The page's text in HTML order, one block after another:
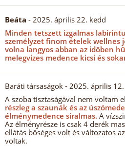
Beáta - 2025. április 22. kedd
Minden tetszett izgalmas
személyzet finom ételek wellnes
volna langyos abban az időben
melegvizes medence kicsi és
Baráti társaságok - 2025. április
A szoba tisztaságával nem voltam
részleg a szaunák és az
élménymedence siralmas. A
Az élményrésze is csak 4 derék
ellátás bőséges volt és változatos
voltak.